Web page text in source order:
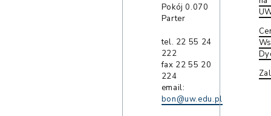
Pokój 0.070
Parter
tel. 22 55 24
222
fax 22 55 20
224
email:
bon@uw.edu.pl